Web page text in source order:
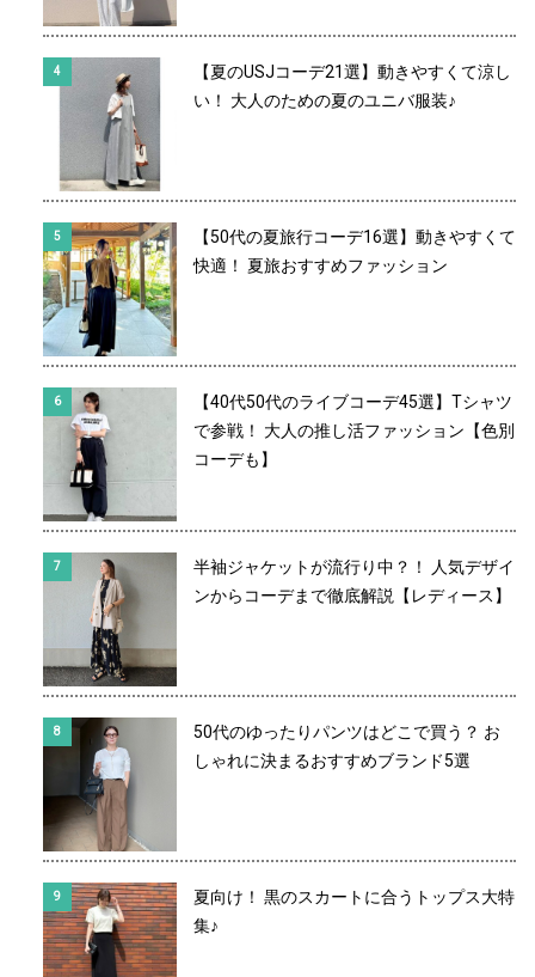
【夏のUSJコーデ21選】動きやすくて涼し
い！ 大人のための夏のユニバ服装♪
【50代の夏旅行コーデ16選】動きやすくて
快適！ 夏旅おすすめファッション
【40代50代のライブコーデ45選】Tシャツ
で参戦！ 大人の推し活ファッション【色別
コーデも】
半袖ジャケットが流行り中？！ 人気デザイ
ンからコーデまで徹底解説【レディース】
50代のゆったりパンツはどこで買う？ お
しゃれに決まるおすすめブランド5選
夏向け！ 黒のスカートに合うトップス大特
集♪